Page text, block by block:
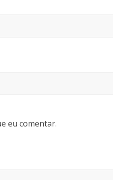
eu comentar.